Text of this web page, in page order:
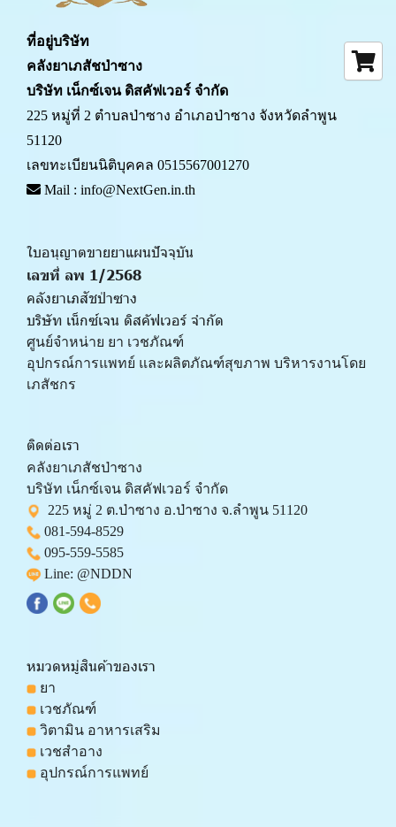
ที่อยู่บริษัท
คลังยาเภสัชป่าซาง
บริษัท เน็กซ์เจน ดิสคัฟเวอร์ จำกัด
225 หมู่ที่ 2 ตำบลป่าซาง อำเภอป่าซาง จังหวัดลำพูน
51120
เลขทะเบียนนิติบุคคล 0515567001270
Mail : info@NextGen.in.th
ใบอนุญาตขายยาแผนปัจจุบัน
เลขที่ ลพ 1/2568
คลังยาเภสัชป่าซาง
บริษัท เน็กซ์เจน ดิสคัฟเวอร์ จำกัด
ศูนย์จำหน่าย ยา เวชภัณฑ์
﻿อุปกรณ์การแพทย์ และผลิตภัณฑ์สุขภาพ บริหารงานโดย
เภสัชกร
ติดต่อเรา
คลังยาเภสัชป่าซาง
บริษัท เน็กซ์เจน ดิสคัฟเวอร์ จำกัด
225 หมู่ 2 ต.ป่าซาง อ.ป่าซาง จ.ลำพูน 51120
081-594-8529
095-559-5585
Line: @NDDN
หมวดหมู่สินค้าของเรา
ยา
เวชภัณฑ์
วิตามิน อาหารเสริม
เวชสำอาง
อุปกรณ์การแพทย์